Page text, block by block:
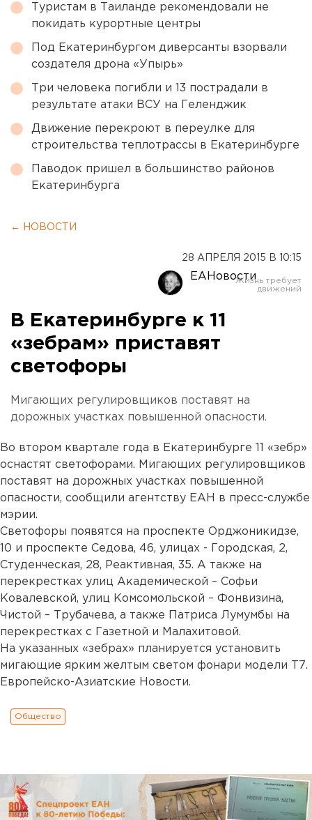
Туристам в Таиланде рекомендовали не
покидать курортные центры
Под Екатеринбургом диверсанты взорвали
создателя дрона «Упырь»
Три человека погибли и 13 пострадали в
результате атаки ВСУ на Геленджик
Движение перекроют в переулке для
строительства теплотрассы в Екатеринбурге
Паводок пришел в большинство районов
Екатеринбурга
← НОВОСТИ
28 АПРЕЛЯ 2015 В 10:15
ЕАНовости
В Екатеринбурге к 11
«зебрам» приставят
светофоры
Мигающих регулировщиков поставят на
дорожных участках повышенной опасности.
Во втором квартале года в Екатеринбурге 11 «зебр»
оснастят светофорами. Мигающих регулировщиков
поставят на дорожных участках повышенной
опасности, сообщили агентству ЕАН в пресс-службе
мэрии.
Светофоры появятся на проспекте Орджоникидзе,
10 и проспекте Седова, 46, улицах - Городская, 2,
Студенческая, 28, Реактивная, 35. А также на
перекрестках улиц Академической – Софьи
Ковалевской, улиц Комсомольской – Фонвизина,
Чистой – Трубачева, а также Патриса Лумумбы на
перекрестках с Газетной и Малахитовой.
На указанных «зебрах» планируется установить
мигающие ярким желтым светом фонари модели Т7.
Европейско-Азиатские Новости.
Общество